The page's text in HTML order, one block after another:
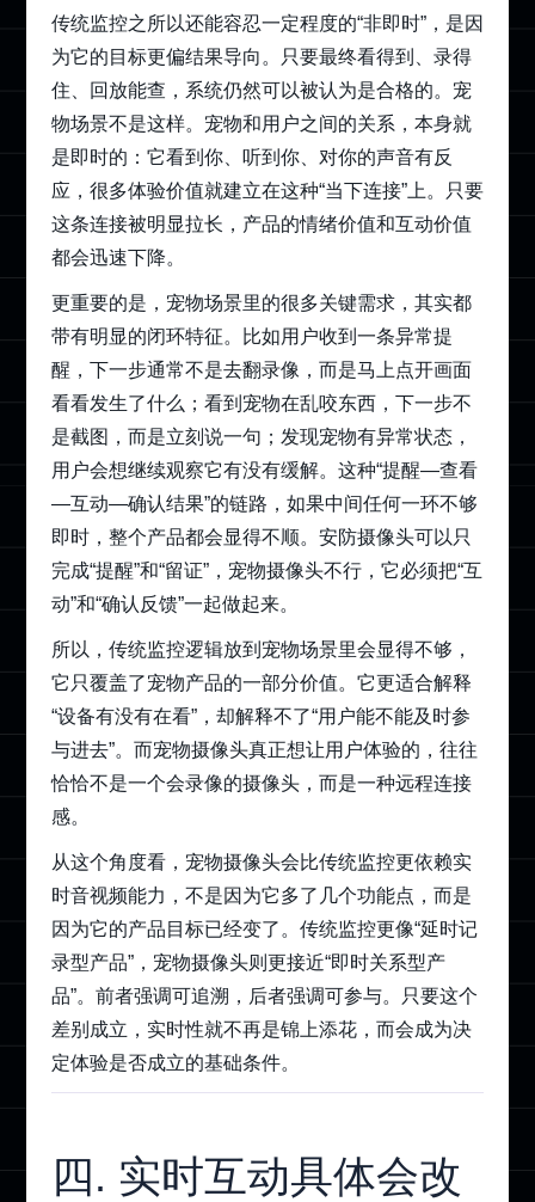
传统监控之所以还能容忍一定程度的“非即时”，是因
为它的目标更偏结果导向。只要最终看得到、录得
住、回放能查，系统仍然可以被认为是合格的。宠
物场景不是这样。宠物和用户之间的关系，本身就
是即时的：它看到你、听到你、对你的声音有反
应，很多体验价值就建立在这种“当下连接”上。只要
这条连接被明显拉长，产品的情绪价值和互动价值
都会迅速下降。
更重要的是，宠物场景里的很多关键需求，其实都
带有明显的闭环特征。比如用户收到一条异常提
醒，下一步通常不是去翻录像，而是马上点开画面
看看发生了什么；看到宠物在乱咬东西，下一步不
是截图，而是立刻说一句；发现宠物有异常状态，
用户会想继续观察它有没有缓解。这种“提醒—查看
—互动—确认结果”的链路，如果中间任何一环不够
即时，整个产品都会显得不顺。安防摄像头可以只
完成“提醒”和“留证”，宠物摄像头不行，它必须把“互
动”和“确认反馈”一起做起来。
所以，传统监控逻辑放到宠物场景里会显得不够，
它只覆盖了宠物产品的一部分价值。它更适合解释
“设备有没有在看”，却解释不了“用户能不能及时参
与进去”。而宠物摄像头真正想让用户体验的，往往
恰恰不是一个会录像的摄像头，而是一种远程连接
感。
从这个角度看，宠物摄像头会比传统监控更依赖实
时音视频能力，不是因为它多了几个功能点，而是
因为它的产品目标已经变了。传统监控更像“延时记
录型产品”，宠物摄像头则更接近“即时关系型产
品”。前者强调可追溯，后者强调可参与。只要这个
差别成立，实时性就不再是锦上添花，而会成为决
定体验是否成立的基础条件。
四. 实时互动具体会改